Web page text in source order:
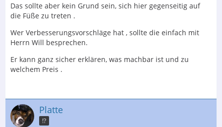
Das sollte aber kein Grund sein, sich hier gegenseitig auf
die Füße zu treten .
Wer Verbesserungsvorschläge hat , sollte die einfach mit
Herrn Will besprechen.
Er kann ganz sicher erklären, was machbar ist und zu
welchem Preis .
Platte
!?